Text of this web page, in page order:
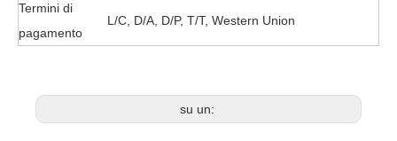
Termini di
pagamento
L/C, D/A, D/P, T/T, Western Union
su un: